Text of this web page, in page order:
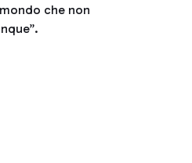
che non